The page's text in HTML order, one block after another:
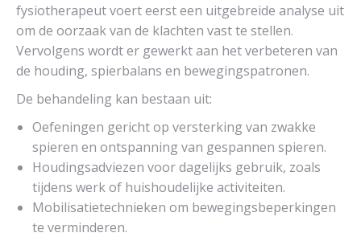
fysiotherapeut voert eerst een uitgebreide analyse uit
om de oorzaak van de klachten vast te stellen.
Vervolgens wordt er gewerkt aan het verbeteren van
de houding, spierbalans en bewegingspatronen.
De behandeling kan bestaan uit:
Oefeningen gericht op versterking van zwakke
spieren en ontspanning van gespannen spieren.
Houdingsadviezen voor dagelijks gebruik, zoals
tijdens werk of huishoudelijke activiteiten.
Mobilisatietechnieken om bewegingsbeperkingen
te verminderen.